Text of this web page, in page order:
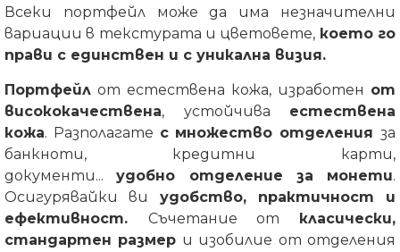
Всеки портфейл може да има незначителни
вариации в текстурата и цветовете, което го
прави с единствен и с уникална визия.
Портфейл от естествена кожа, изработен от
висококачествена, устойчива естествена
кожа. Разполагате с множество отделенияза
банкноти, кредитни карти,
документи...удобно отделение за монети.
Осигурявайки ви удобство, практичност и
ефективност. Съчетание от класически,
стандартен размер и изобилие от отделения